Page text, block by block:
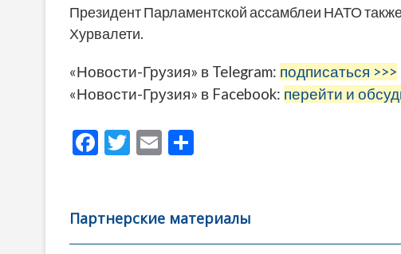
Президент Парламентской ассамблеи НАТО
Хурвалети.
«Новости-Грузия» в Telegram: подписаться >>>
«Новости-Грузия» в Facebook: перейти и
F
b
o
T
er
E
l
а
в
Партнерские материалы